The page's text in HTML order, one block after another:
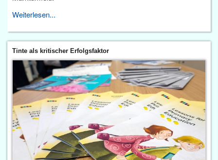
Weiterlesen...
Tinte als kritischer Erfolgsfaktor